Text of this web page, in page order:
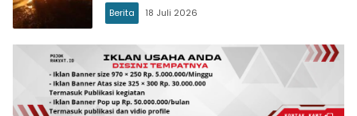
Berita 18 Juli 2026